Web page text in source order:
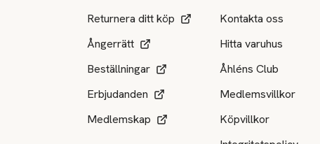
Returnera ditt köp
Ångerrätt
Beställningar
Erbjudanden
Medlemskap
Kontakta oss
Hitta varuhus
Åhléns Club
Medlemsvillkor
Köpvillkor